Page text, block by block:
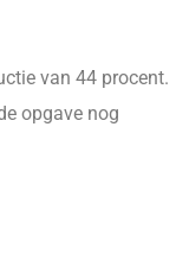
van 44 procent.
opgave nog